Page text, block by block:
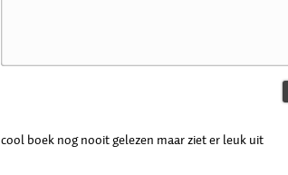
cool boek nog nooit gelezen maar ziet er leuk uit